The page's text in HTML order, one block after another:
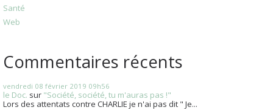
Santé
Web
Commentaires récents
vendredi 08 février 2019 09h56
le Doc. sur "Société, société, tu m'auras pas !"
Lors des attentats contre CHARLIE je n'ai pas dit " Je...